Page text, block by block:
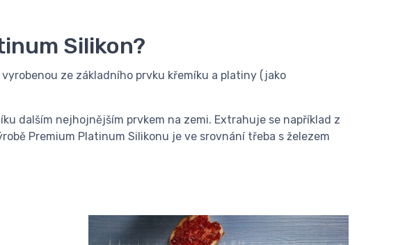
Silikon?
ze základního prvku křemíku a platiny (jako
dalším nejhojnějším prvkem na zemi. Extrahuje se například z
Premium Platinum Silikonu je ve srovnání třeba s železem